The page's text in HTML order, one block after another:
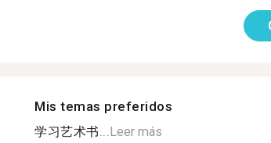
Mis temas preferidos
学习艺术书...Leer más